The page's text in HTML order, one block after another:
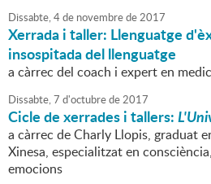
Dissabte,4de novembrede2017
Xerrada i taller: Llenguatge
insospitada del llenguatge
a càrrec del coach i expert en
Dissabte,7 d'octubrede2017
Cicle de xerrades i tallers:
a càrrec de Charly Llopis, graduat
Xinesa, especialitzat en
emocions